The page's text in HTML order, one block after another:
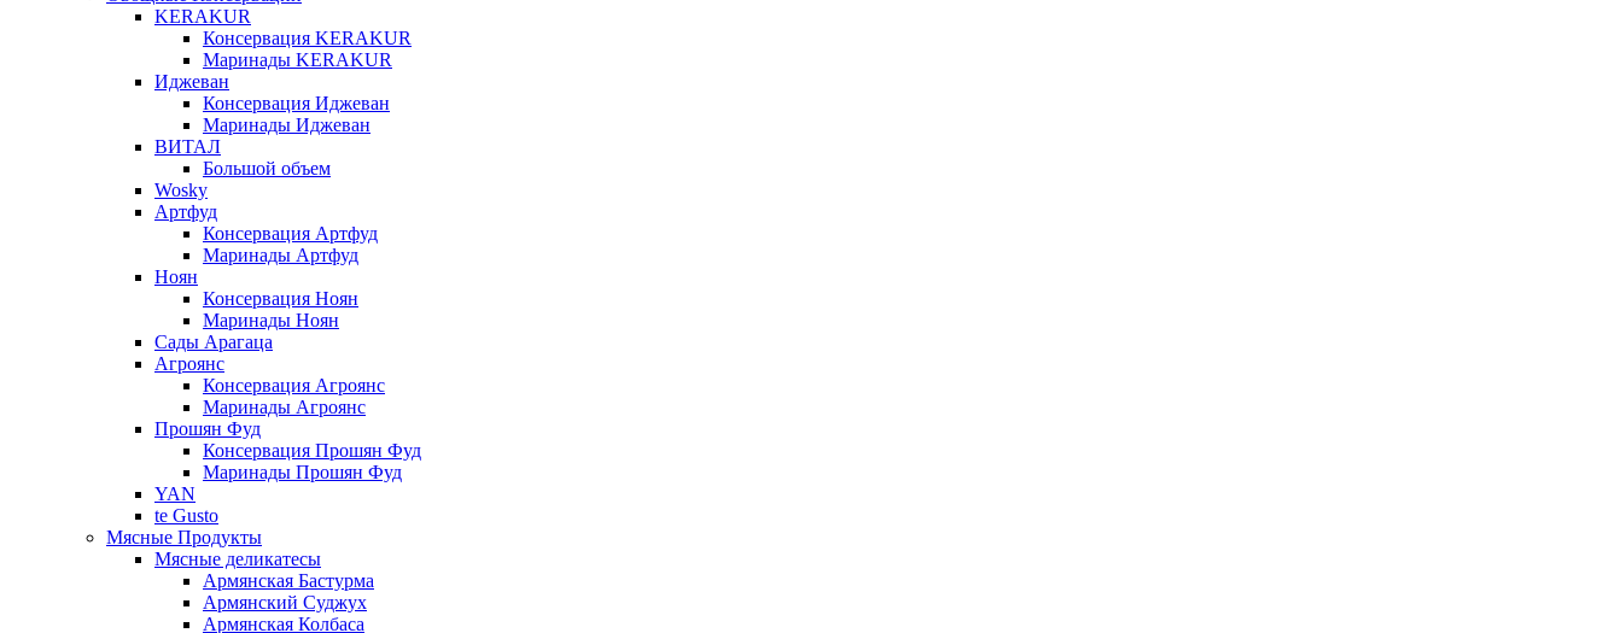
KERAKUR
Консервация KERAKUR
Маринады KERAKUR
Иджеван
Консервация Иджеван
Маринады Иджеван
ВИТАЛ
Большой объем
Wosky
Артфуд
Консервация Артфуд
Маринады Артфуд
Ноян
Консервация Ноян
Маринады Ноян
Сады Арагаца
Агроянс
Консервация Агроянс
Маринады Агроянс
Прошян Фуд
Консервация Прошян Фуд
Маринады Прошян Фуд
YAN
te Gusto
Мясные Продукты
Мясные деликатесы
Армянская Бастурма
Армянский Суджух
Армянская Колбаса